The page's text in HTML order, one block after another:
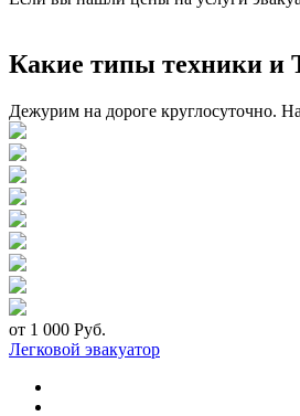
Какие типы техники и
Дежурим на дороге круглосуточно.
от 1 000 Руб.
Легковой эвакуатор